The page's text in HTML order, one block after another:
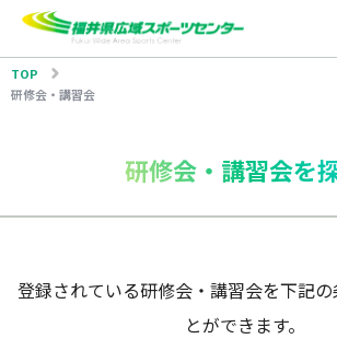
TOP
研修会・講習会
研修会・講習会を
登録されている研修会・講習会を下記
とができます。